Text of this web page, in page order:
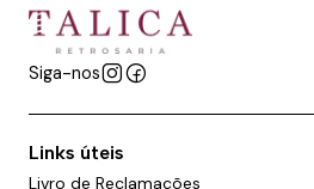
Siga-nos
Links úteis
Livro de Reclamações